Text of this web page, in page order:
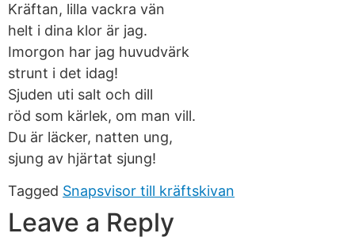
Kräftan, lilla vackra vän
helt i dina klor är jag.
Imorgon har jag huvudvärk
strunt i det idag!
Sjuden uti salt och dill
röd som kärlek, om man vill.
Du är läcker, natten ung,
sjung av hjärtat sjung!
Tagged Snapsvisor till kräftskivan
Leave a Reply